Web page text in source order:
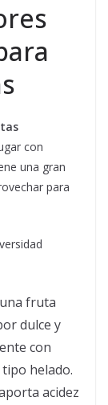
con
una gran
para
fruta
dulce y
con
helado.
acidez